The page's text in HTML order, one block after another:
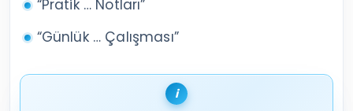
“Pratik … Notları”
“Günlük … Çalışması”